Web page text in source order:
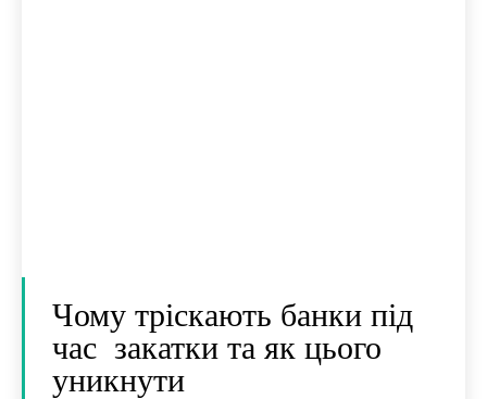
Чому тріскають банки під
час закатки та як цього
уникнути